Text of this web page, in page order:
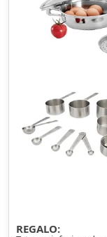
REGALO: